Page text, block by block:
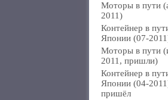
Моторы в пути
2011)
Контейнер в
Японии (07-
Моторы в пути
2011, пришли)
Контейнер в
Японии (04-
пришёл